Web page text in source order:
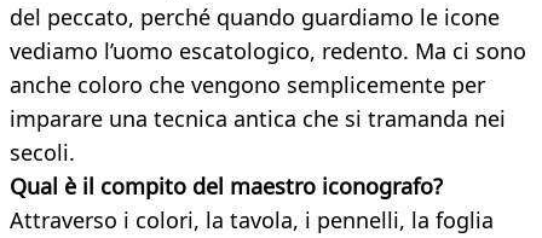
del peccato, perché quando guardiamo le icone
vediamo l’uomo escatologico, redento. Ma ci sono
anche coloro che vengono semplicemente per
imparare una tecnica antica che si tramanda nei
secoli.
Qual è il compito del maestro iconografo?
Attraverso i colori, la tavola, i pennelli, la foglia